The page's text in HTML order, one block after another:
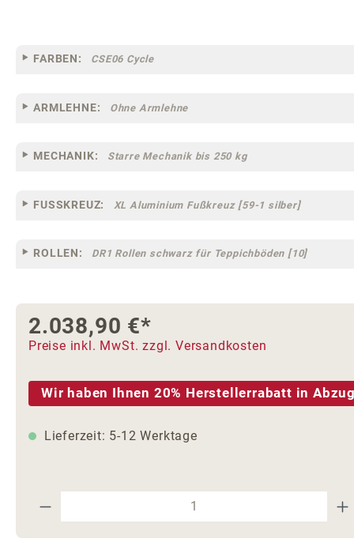
FARBEN: CSE06 Cycle
ARMLEHNE: Ohne Armlehne
MECHANIK: Starre Mechanik bis 250 kg
FUSSKREUZ: XL Aluminium Fußkreuz [59-1 silber]
ROLLEN: DR1 Rollen schwarz für Teppichböden [10]
2.038,90 €*
Preise inkl. MwSt. zzgl. Versandkosten
Wir haben Ihnen 20% Herstellerrabatt in
Lieferzeit: 5-12 Werktage
Produkt Anzahl: Gib den